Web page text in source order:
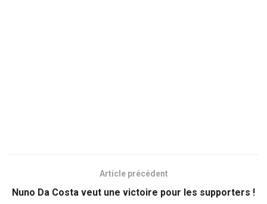
Article précédent
Nuno Da Costa veut une victoire pour les supporters !